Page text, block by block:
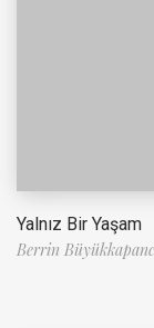
Yalnız Bir Yaşam
Berrin